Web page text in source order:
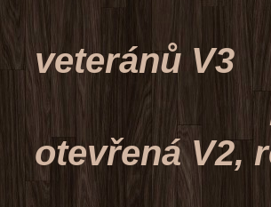
Argo z
veteránů V3
Faith z
otevřená V2,